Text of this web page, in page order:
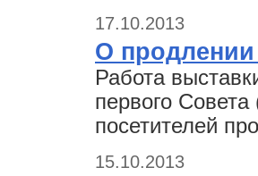
17.10.2013
О
Работа
первого
посетителей
15.10.2013